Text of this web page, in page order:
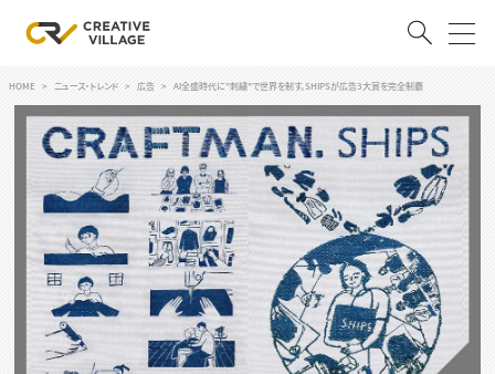
ACCOUNT
ログイン 会員登録
RECRUIT
クリエイター求人を探す
CREATIVE JOB求人検索
特集求人
採用説明会
転職支援サービス
CONTENTS
HOME ニュース・トレンド 広告 AI全盛時代に"刺繍"で世界を制す。SHIPSが広告3大賞を完全制覇